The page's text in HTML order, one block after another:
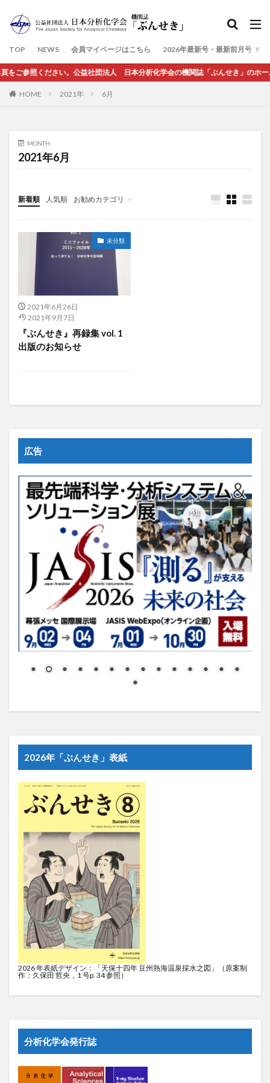
TOP NEWS 会員マイページはこちら 2026年最新号・最新前月号（7
ださい。公益社団法人 日本分析化学会の機関誌「ぶんせき」のホームページ
HOME 2021年 6月
MONTH
2021年6月
新着順 人気順 お勧めカテゴリ
未分類
未分類
2021年6月26日
2021年9月7日
『ぶんせき』再録集 vol. 1
出版のお知らせ
広告
2026年「ぶんせき」表紙
2026 年表紙デザイン：「天保十四年 豆州熱海温泉採水之図」（原案制
作：久保田 哲央，1 号p. 34 参照）
分析化学会発行誌